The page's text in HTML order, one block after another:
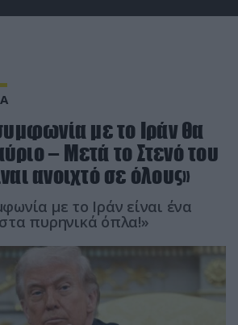
με το Ιράν θα
– Μετά το Στενό του
ανοιχτό σε όλους»
με το Ιράν είναι ένα
πυρηνικά όπλα!»